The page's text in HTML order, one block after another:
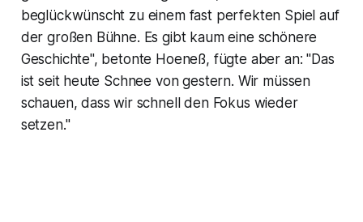
beglückwünscht zu einem fast perfekten Spiel auf
der großen Bühne. Es gibt kaum eine schönere
Geschichte", betonte Hoeneß, fügte aber an: "Das
ist seit heute Schnee von gestern. Wir müssen
schauen, dass wir schnell den Fokus wieder
setzen."